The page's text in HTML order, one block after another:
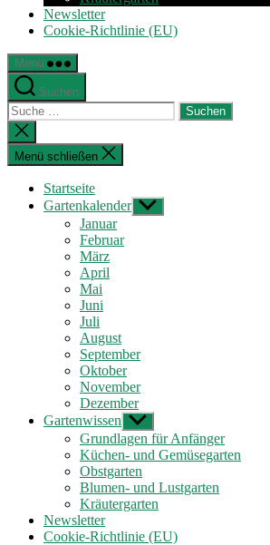
Newsletter
Cookie-Richtlinie (EU)
Menü
Suchen
Suche
nach:
Suche
schließen
Menü schließen
Startseite
Gartenkalender Untermenü
anzeigen
Januar
Februar
März
April
Mai
Juni
Juli
August
September
Oktober
November
Dezember
Gartenwissen Untermenü
anzeigen
Grundlagen für Anfänger
Küchen- und Gemüsegarten
Obstgarten
Blumen- und Lustgarten
Kräutergarten
Newsletter
Cookie-Richtlinie (EU)